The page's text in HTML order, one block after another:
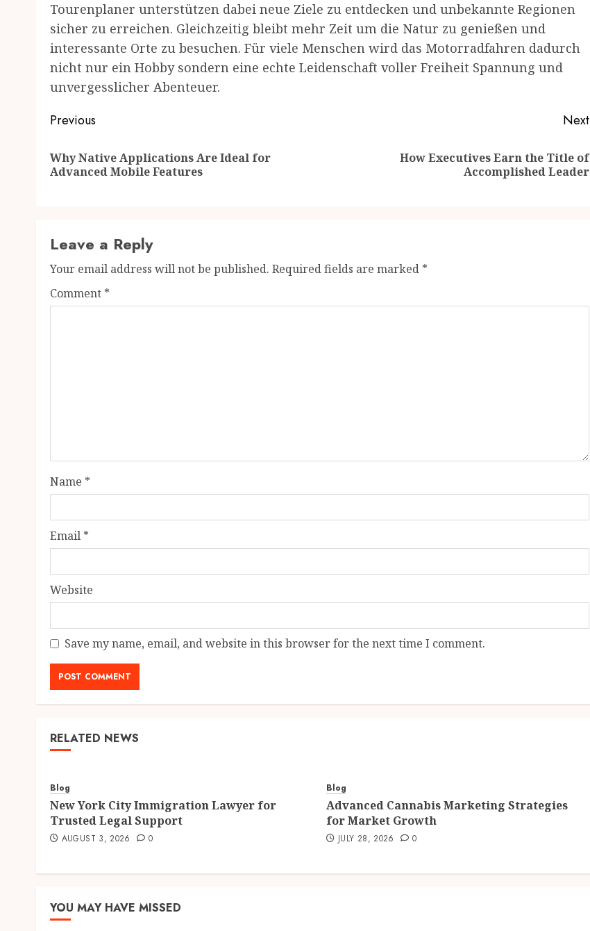
Tourenplaner unterstützen dabei neue Ziele zu entdecken und unbekannte Regionen
sicher zu erreichen. Gleichzeitig bleibt mehr Zeit um die Natur zu genießen und
interessante Orte zu besuchen. Für viele Menschen wird das Motorradfahren dadurch
nicht nur ein Hobby sondern eine echte Leidenschaft voller Freiheit Spannung und
unvergesslicher Abenteuer.
Post
navigation
Previous
Why Native Applications Are Ideal for
Advanced Mobile Features
Next
How Executives Earn the Title of
Accomplished Leader
Leave a Reply
Your email address will not be published. Required fields are marked *
Comment *
Name *
Email *
Website
Save my name, email, and website in this browser for the next time I comment.
RELATED NEWS
Blog
New York City Immigration Lawyer for
Trusted Legal Support
AUGUST 3, 2026 0
Blog
Advanced Cannabis Marketing Strategies
for Market Growth
JULY 28, 2026 0
YOU MAY HAVE MISSED